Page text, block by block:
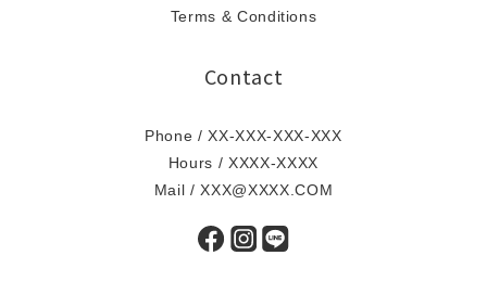
Terms & Conditions
Contact
Phone / XX-XXX-XXX-XXX
Hours / XXXX-XXXX
Mail / XXX@XXXX.COM